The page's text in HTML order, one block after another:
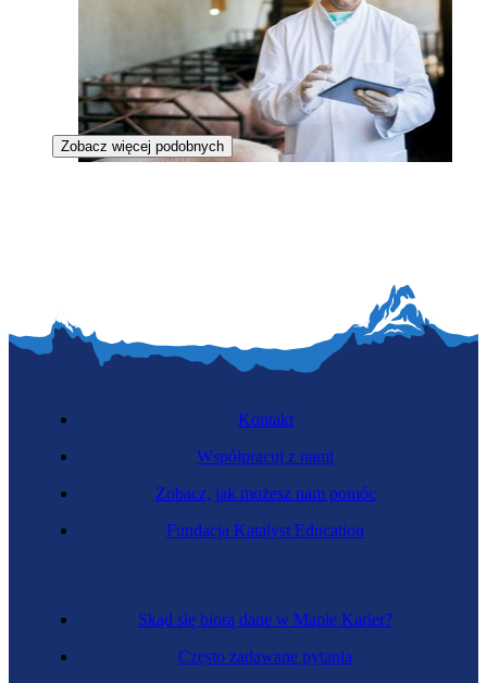
Zawód regulowany
Zobacz więcej podobnych
Skąd się biorą dane w Mapie Karier?
Często zadawane pytania
Kontakt
Współpracuj z nami
Zobacz, jak możesz nam pomóc
Fundacja Katalyst Education